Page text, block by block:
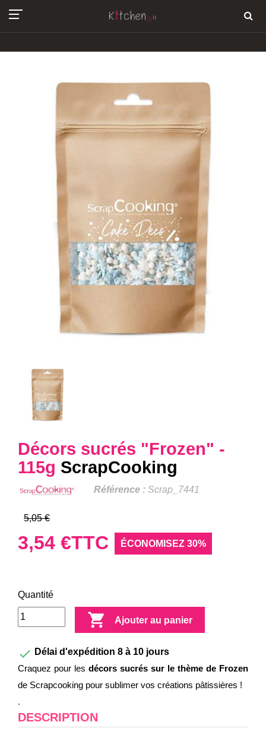
Décors sucrés "Frozen" -
115g ScrapCooking
Référence : Scrap_7441
5,05 €
3,54 €TTC ÉCONOMISEZ 30%
Quantité
 Ajouter au panier
 Délai d'expédition 8 à 10 jours
Craquez pour les décors sucrés sur le thème de Frozen
de Scrapcooking pour sublimer vos créations pâtissières !
.
DESCRIPTION